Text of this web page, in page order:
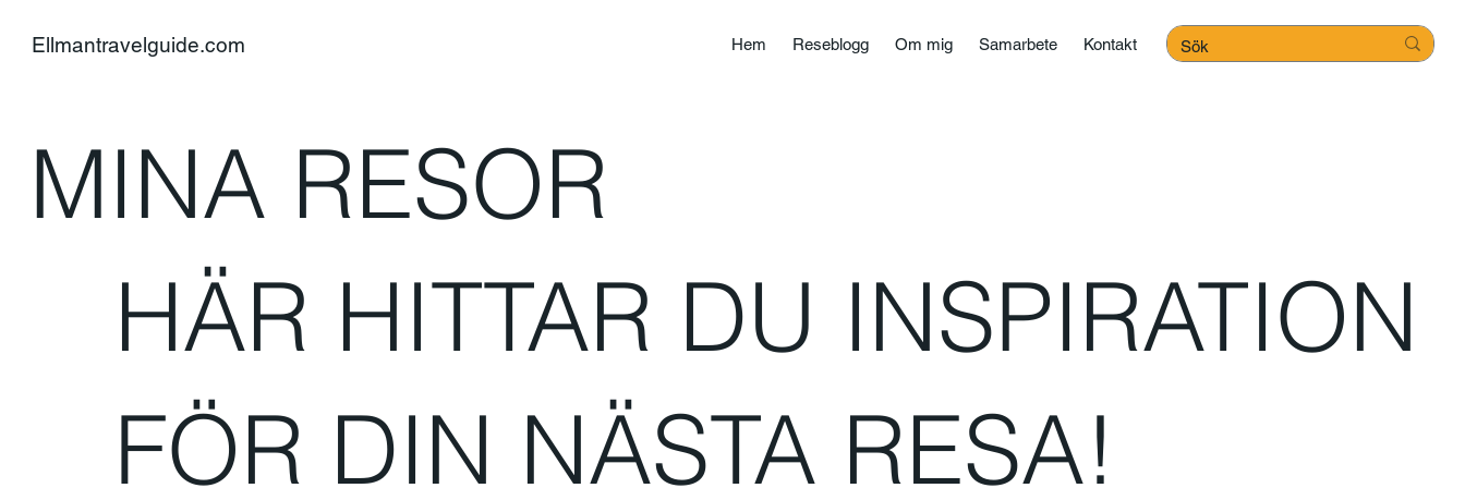
Ellmantravelguide.com Hem Reseblogg Om mig Samarbete Kontakt
MINA RESOR
HÄR HITTAR DU INSPIRATION
FÖR DIN NÄSTA RESA!